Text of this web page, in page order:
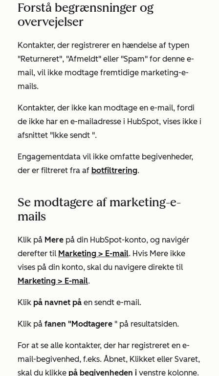
Forstå begrænsninger og
overvejelser
Kontakter, der registrerer en hændelse af typen
"Returneret", "Afmeldt" eller "Spam" for denne e-
mail, vil ikke modtage fremtidige marketing-e-
mails.
Kontakter, der ikke kan modtage en e-mail, fordi
de ikke har en e-mailadresse i HubSpot, vises ikke i
afsnittet "Ikke sendt ".
Engagementdata vil ikke omfatte begivenheder,
der er filtreret fra af botfiltrering.
Se modtagere af marketing-e-
mails
Klik på Mere på din HubSpot-konto, og navigér
derefter til Marketing > E-mail. Hvis Mere ikke
vises på din konto, skal du navigere direkte til
Marketing > E-mail.
Klik på navnet på en sendt e-mail.
Klik på fanen "Modtagere " på resultatsiden.
For at se alle kontakter, der har registreret en e-
mail-begivenhed, f.eks. Åbnet, Klikket eller Svaret,
skal du klikke på begivenheden i venstre kolonne.